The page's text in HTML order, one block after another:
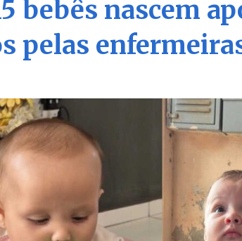
bebês nascem
pelas